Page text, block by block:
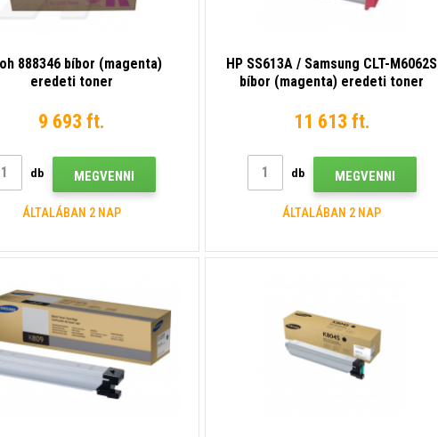
888346 bíbor (magenta)
eredeti toner
9 693 ft.
db MEGVENNI
ÁLTALÁBAN 2 NAP
HP SS613A / Samsung CLT-M6062S
bíbor (magenta) eredeti toner
11 613 ft.
db MEGVENNI
ÁLTALÁBAN 2 NAP